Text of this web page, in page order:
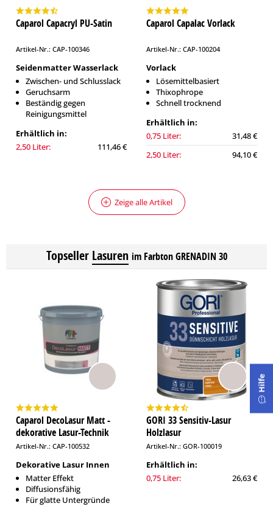
Caparol Capacryl PU-Satin
Artikel-Nr.: CAP-100346
Seidenmatter Wasserlack
Zwischen- und Schlusslack
Geruchsarm
Beständig gegen
Reinigungsmittel
Erhältlich in:
2,50 Liter:
111,46 €
Caparol Capalac Vorlack
Artikel-Nr.: CAP-100204
Vorlack
Lösemittelbasiert
Thixophrope
Schnell trocknend
Erhältlich in:
0,75 Liter:
31,48 €
2,50 Liter:
94,10 €
Zeige alle Artikel
Topseller Lasuren im Farbton GRENADIN 30
Caparol DecoLasur Matt -
dekorative Lasur-Technik
Artikel-Nr.: CAP-100532
Dekorative Lasur Innen
Matter Effekt
Diffusionsfähig
Für glatte Untergründe
GORI 33 Sensitiv-Lasur
Holzlasur
Artikel-Nr.: GOR-100019
Erhältlich in:
0,75 Liter:
26,63 €
Hilfe